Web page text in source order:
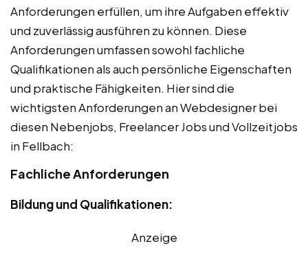
Anforderungen erfüllen, um ihre Aufgaben effektiv
und zuverlässig ausführen zu können. Diese
Anforderungen umfassen sowohl fachliche
Qualifikationen als auch persönliche Eigenschaften
und praktische Fähigkeiten. Hier sind die
wichtigsten Anforderungen an Webdesigner bei
diesen Nebenjobs, Freelancer Jobs und Vollzeitjobs
in Fellbach:
Fachliche Anforderungen
Bildung und Qualifikationen:
Anzeige